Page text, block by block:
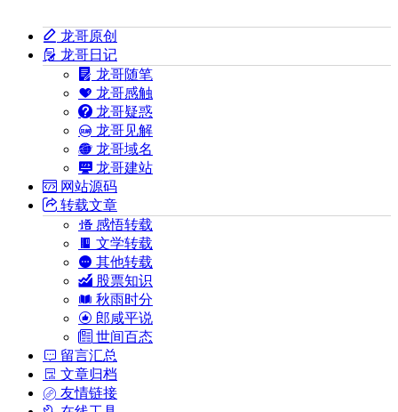
龙哥原创
龙哥日记
龙哥随笔
龙哥感触
龙哥疑惑
龙哥见解
龙哥域名
龙哥建站
网站源码
转载文章
感悟转载
文学转载
其他转载
股票知识
秋雨时分
郎咸平说
世间百态
留言汇总
文章归档
友情链接